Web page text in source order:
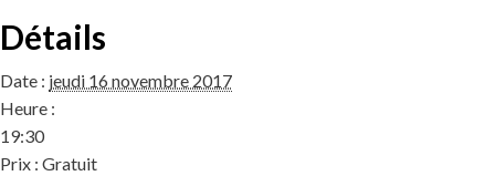
Détails
Date : jeudi 16 novembre 2017
Heure :
19:30
Prix : Gratuit